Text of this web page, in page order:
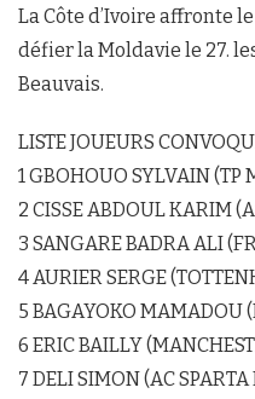
La Côte d’Ivoire affronte
défier la Moldavie le 27.
Beauvais.
LISTE JOUEURS
1 GBOHOUO SYLVAIN (TP
2 CISSE ABDOUL KARIM
3 SANGARE BADRA ALI
4 AURIER SERGE
5 BAGAYOKO MAMADOU
6 ERIC BAILLY
7 DELI SIMON (AC SPARTA